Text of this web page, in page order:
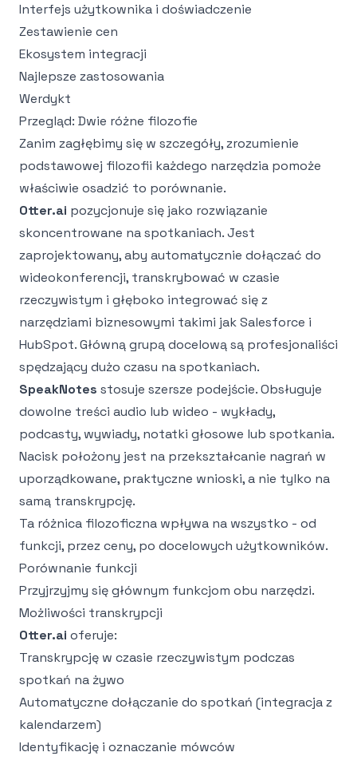
Interfejs użytkownika i doświadczenie
Zestawienie cen
Ekosystem integracji
Najlepsze zastosowania
Werdykt
Przegląd: Dwie różne filozofie
Zanim zagłębimy się w szczegóły, zrozumienie
podstawowej filozofii każdego narzędzia pomoże
właściwie osadzić to porównanie.
Otter.ai pozycjonuje się jako rozwiązanie
skoncentrowane na spotkaniach. Jest
zaprojektowany, aby automatycznie dołączać do
wideokonferencji, transkrybować w czasie
rzeczywistym i głęboko integrować się z
narzędziami biznesowymi takimi jak Salesforce i
HubSpot. Główną grupą docelową są profesjonaliści
spędzający dużo czasu na spotkaniach.
SpeakNotes stosuje szersze podejście. Obsługuje
dowolne treści audio lub wideo - wykłady,
podcasty, wywiady, notatki głosowe lub spotkania.
Nacisk położony jest na przekształcanie nagrań w
uporządkowane, praktyczne wnioski, a nie tylko na
samą transkrypcję.
Ta różnica filozoficzna wpływa na wszystko - od
funkcji, przez ceny, po docelowych użytkowników.
Porównanie funkcji
Przyjrzyjmy się głównym funkcjom obu narzędzi.
Możliwości transkrypcji
Otter.ai oferuje:
Transkrypcję w czasie rzeczywistym podczas
spotkań na żywo
Automatyczne dołączanie do spotkań (integracja z
kalendarzem)
Identyfikację i oznaczanie mówców